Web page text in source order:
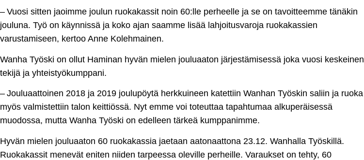
– Vuosi sitten jaoimme joulun ruokakassit noin 60:lle perheelle ja se on tavoitteemme tänäkin
jouluna. Työ on käynnissä ja koko ajan saamme lisää lahjoitusvaroja ruokakassien
varustamiseen, kertoo Anne Kolehmainen.
Wanha Työski on ollut Haminan hyvän mielen jouluaaton järjestämisessä joka vuosi keskeinen
tekijä ja yhteistyökumppani.
– Jouluaattoinen 2018 ja 2019 joulupöytä herkkuineen katettiin Wanhan Työskin saliin ja ruoka
myös valmistettiin talon keittiössä. Nyt emme voi toteuttaa tapahtumaa alkuperäisessä
muodossa, mutta Wanha Työski on edelleen tärkeä kumppanimme.
Hyvän mielen jouluaaton 60 ruokakassia jaetaan aatonaattona 23.12. Wanhalla Työskillä.
Ruokakassit menevät eniten niiden tarpeessa oleville perheille. Varaukset on tehty, 60